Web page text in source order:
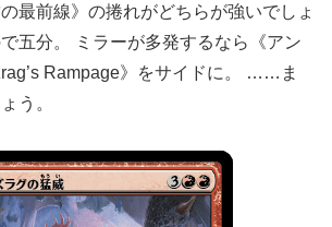
最前線》の捲れがどちらが強いでしょ
五分。 ミラーが多発するなら《アン
Rampage》をサイドに。 ……ま
う。